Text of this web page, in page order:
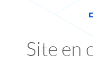
Site en